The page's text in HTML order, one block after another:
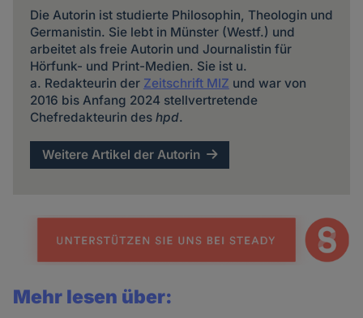
Die Autorin ist studierte Philosophin, Theologin und
Germanistin. Sie lebt in Münster (Westf.) und
arbeitet als freie Autorin und Journalistin für
Hörfunk- und Print-Medien. Sie ist u.
a. Redakteurin der Zeitschrift MIZ und war von
2016 bis Anfang 2024 stellvertretende
Chefredakteurin des hpd.
Weitere Artikel der Autorin
Mehr lesen über: